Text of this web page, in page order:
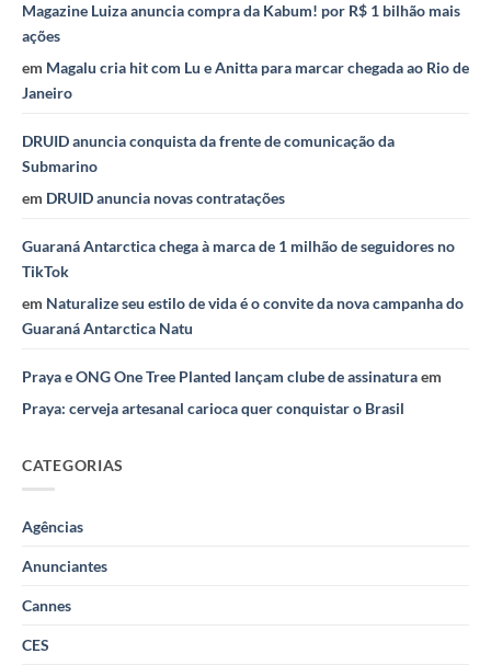
Magazine Luiza anuncia compra da Kabum! por R$ 1 bilhão mais
ações
em Magalu cria hit com Lu e Anitta para marcar chegada ao Rio de
Janeiro
DRUID anuncia conquista da frente de comunicação da
Submarino
em DRUID anuncia novas contratações
Guaraná Antarctica chega à marca de 1 milhão de seguidores no
TikTok
em Naturalize seu estilo de vida é o convite da nova campanha do
Guaraná Antarctica Natu
Praya e ONG One Tree Planted lançam clube de assinaturaem
Praya: cerveja artesanal carioca quer conquistar o Brasil
CATEGORIAS
Agências
Anunciantes
Cannes
CES